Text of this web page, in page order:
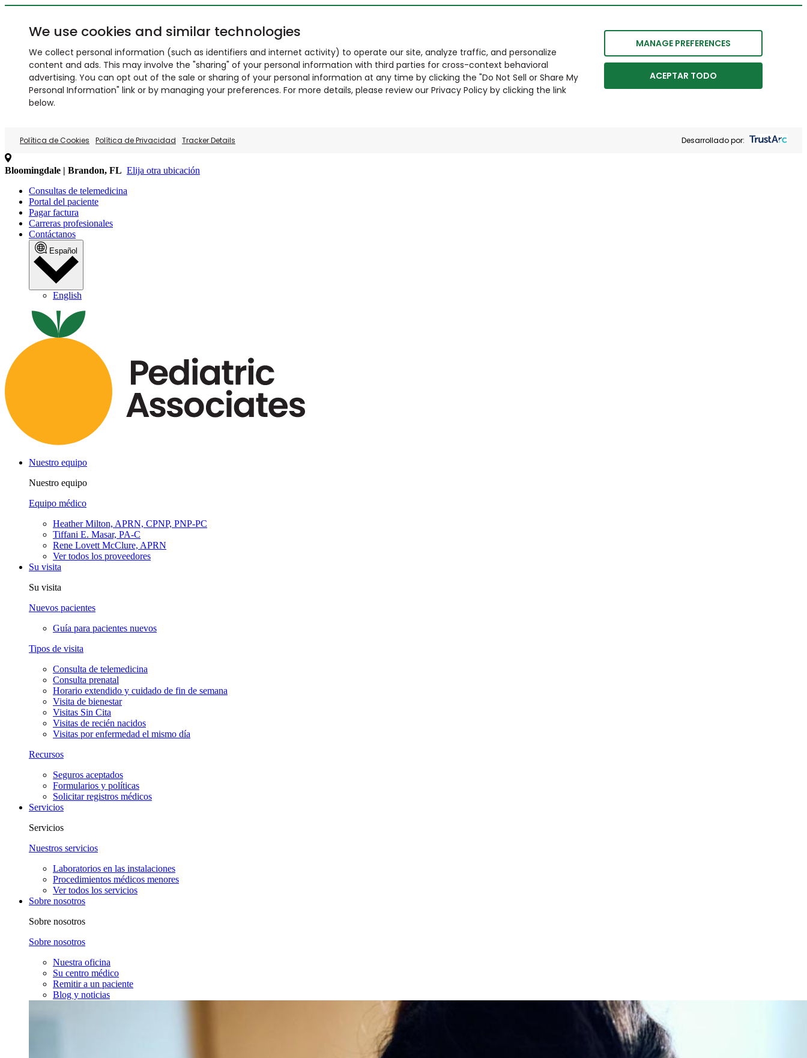
We use cookies and similar technologies
We collect personal information (such as identifiers and internet activity) to operate our site, analyze traffic, and personalize
content and ads. This may involve the "sharing" of your personal information with third parties for cross-context behavioral
advertising. You can opt out of the sale or sharing of your personal information at any time by clicking the "Do Not Sell or Share My
Personal Information" link or by managing your preferences. For more details, please review our Privacy Policy by clicking the link
below.
MANAGE PREFERENCES
ACEPTAR TODO
Política de Cookies Política de Privacidad Tracker Details Desarrollado por:
Bloomingdale | Brandon, FL Elija otra ubicación
Consultas de telemedicina
Portal del paciente
Pagar factura
Carreras profesionales
Contáctanos
Español
English
Nuestro equipo
Nuestro equipo
Equipo médico
Heather Milton, APRN, CPNP, PNP-PC
Tiffani E. Masar, PA-C
Rene Lovett McClure, APRN
Ver todos los proveedores
Su visita
Su visita
Nuevos pacientes
Guía para pacientes nuevos
Tipos de visita
Consulta de telemedicina
Consulta prenatal
Horario extendido y cuidado de fin de semana
Visita de bienestar
Visitas Sin Cita
Visitas de recién nacidos
Visitas por enfermedad el mismo día
Recursos
Seguros aceptados
Formularios y políticas
Solicitar registros médicos
Servicios
Servicios
Nuestros servicios
Laboratorios en las instalaciones
Procedimientos médicos menores
Ver todos los servicios
Sobre nosotros
Sobre nosotros
Sobre nosotros
Nuestra oficina
Su centro médico
Remitir a un paciente
Blog y noticias